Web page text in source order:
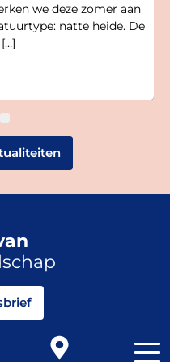
we deze zomer aan
natte heide. De